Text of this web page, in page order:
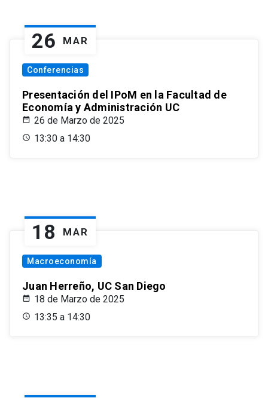
26 MAR
Conferencias
Presentación del IPoM en la Facultad de
Economía y Administración UC
26 de Marzo de 2025
13:30 a 14:30
18 MAR
Macroeconomía
Juan Herreño, UC San Diego
18 de Marzo de 2025
13:35 a 14:30